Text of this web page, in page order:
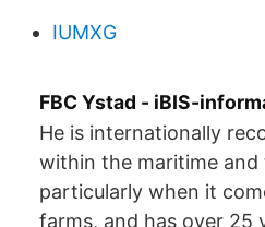
IUMXG
FBC Ystad - iBIS-
He is internationally
within the maritime
particularly when it
farms, and has over 25